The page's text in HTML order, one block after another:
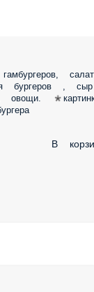
бургеров , сыр
овощи.
В